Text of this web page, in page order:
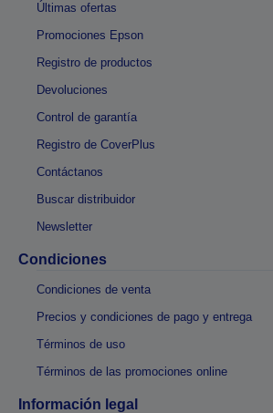
Últimas ofertas
Promociones Epson
Registro de productos
Devoluciones
Control de garantía
Registro de CoverPlus
Contáctanos
Buscar distribuidor
Newsletter
Condiciones
Condiciones de venta
Precios y condiciones de pago y entrega
Términos de uso
Términos de las promociones online
Información legal